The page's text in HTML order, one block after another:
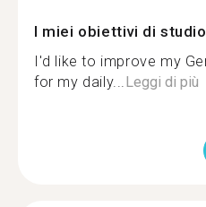
I miei obiettivi di studio
I'd like to improve my
for my daily... Leggi di più